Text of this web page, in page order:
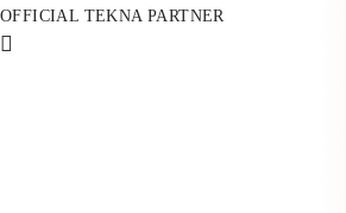
OFFICIAL TEKNA PARTNER